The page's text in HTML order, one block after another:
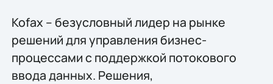
Kofax – безусловный лидер на рынке
решений для управления бизнес-
процессами с поддержкой потокового
ввода данных. Решения,